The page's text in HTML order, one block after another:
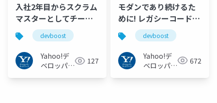
入社2年目からスクラム
マスターとしてチーム
改善に取り組んだ話
#devboost
devboost
Yahoo!デ
ベロッパー
127
モダンであり続けるた
めに! レガシーコードに
立ち向かう!
#devboost
devboost
Yahoo!デ
ベロッパー
672